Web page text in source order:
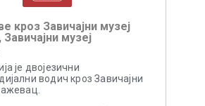
кроз Завичајни музеј
музеј
је двојезични
водич кроз Завичајни